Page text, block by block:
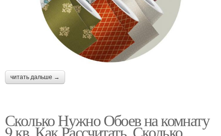
читать дальше →
Сколько Нужно Обоев на комнату